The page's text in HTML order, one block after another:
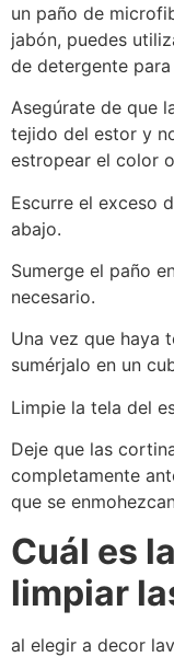
un paño de
jabón, puedes
de detergente
Asegúrate de que
tejido del estor y
estropear el color
Escurre el exceso
abajo.
Sumerge el paño
necesario.
Una vez que haya
sumérjalo en un
Limpie la tela del
Deje que las
completamente
que se
Cuál es
limpiar
al elegir a decor